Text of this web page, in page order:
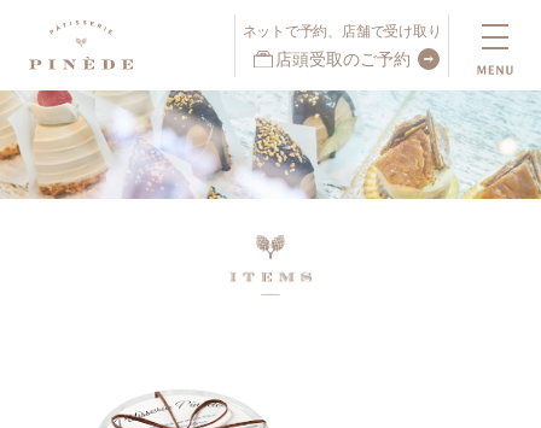
ネットで予約、店舗で受け取り
店頭受取のご予約
ネットで予約、店舗で受け取り
店頭受取予約受付中！